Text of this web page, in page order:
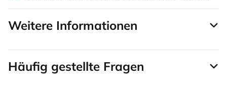
Weitere Informationen
Häufig gestellte Fragen